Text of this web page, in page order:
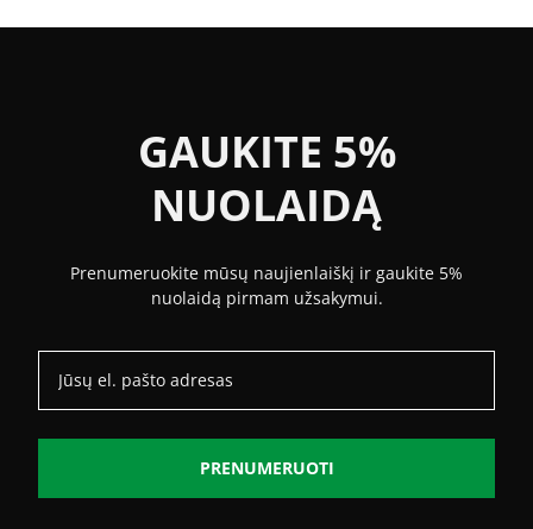
311.20 €
GAUKITE 5%
NUOLAIDĄ
Prenumeruokite mūsų naujienlaiškį ir gaukite 5%
nuolaidą pirmam užsakymui.
PRENUMERUOTI